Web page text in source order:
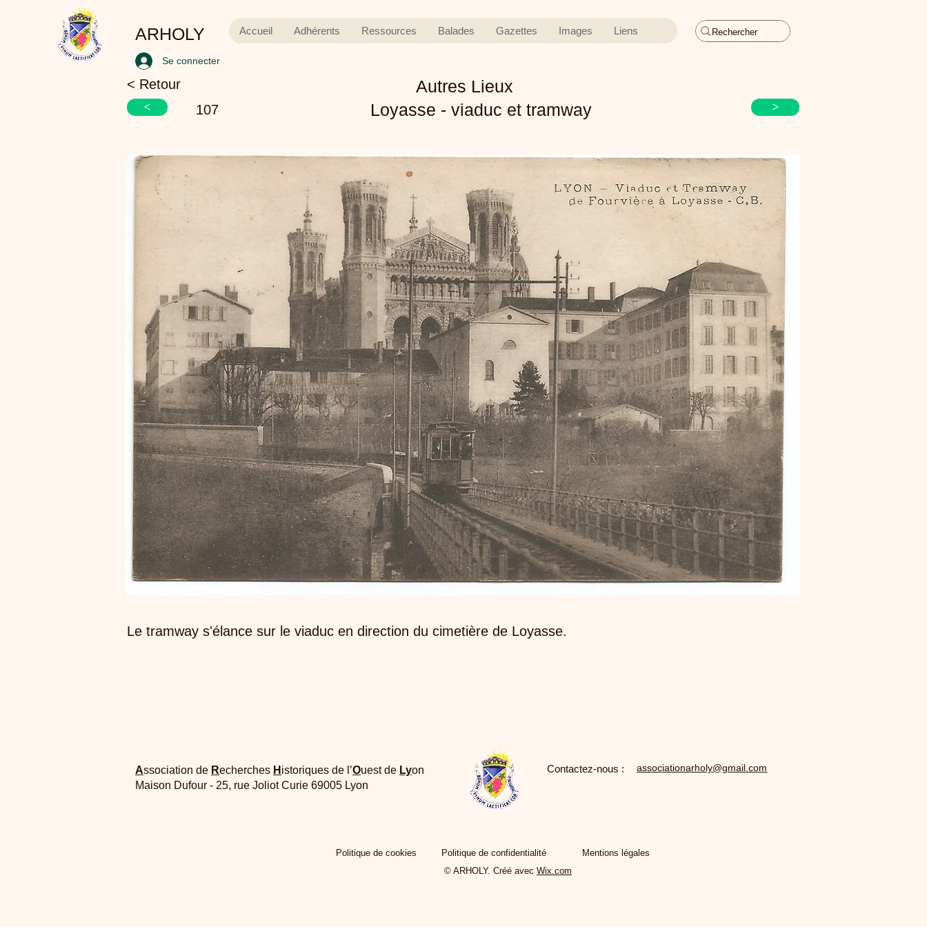
ARHOLY Accueil Adhérents Ressources Balades Gazettes Images Liens
Se connecter
< Retour
< Loyasse - viaduc et tramway
Autres Lieux
107 >
Le tramway s'élance sur le viaduc en direction du cimetière de Loyasse.
Association de Recherches H istoriques de l’Ouest de Lyon
Maison Dufour - 25, rue Joliot Curie 69005 Lyon
Contactez-nous : associationarholy@gmail.com
Politique de cookies Politique de confidentialité
Mentions légales
© ARHOLY. Créé avec Wix.com